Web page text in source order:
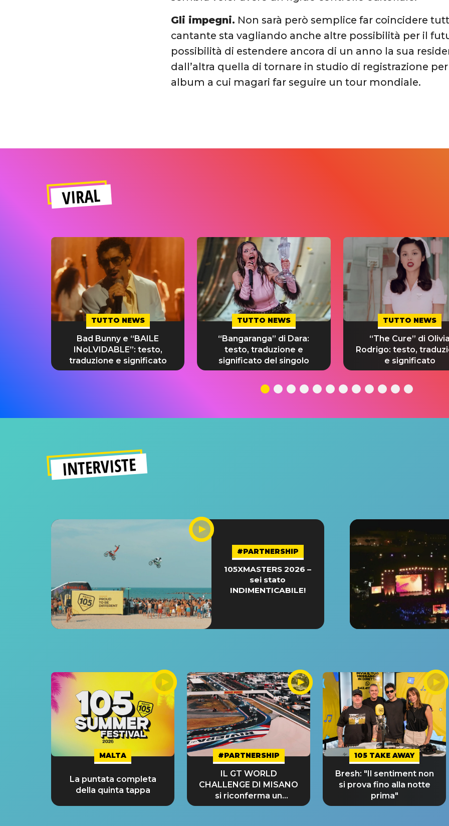
Gli impegni. Non sarà però semplice far coincidere
cantante sta vagliando anche altre possibilità per il
possibilità di estendere ancora di un anno la sua
dall’altra quella di tornare in studio di registrazione
album a cui magari far seguire un tour mondiale.
VIRAL
TUTTO NEWS
Bad Bunny e “BAILE
INoLVIDABLE”: testo,
traduzione e significato
TUTTO NEWS
“Bangaranga” di Dara:
testo, traduzione e
significato del singolo
TUTTO NEWS
“The Cure” di Olivia
Rodrigo: testo,
e significato
INTERVISTE
#PARTNERSHIP
105XMASTERS 2026 –
sei stato
INDIMENTICABILE!
MALTA
La puntata completa
della quinta tappa
#PARTNERSHIP
IL GT WORLD
CHALLENGE DI MISANO
si riconferma un
GRANDE SUCCESSO!
105 TAKE AWAY
Bresh: "Il sentiment non
si prova fino alla notte
prima"